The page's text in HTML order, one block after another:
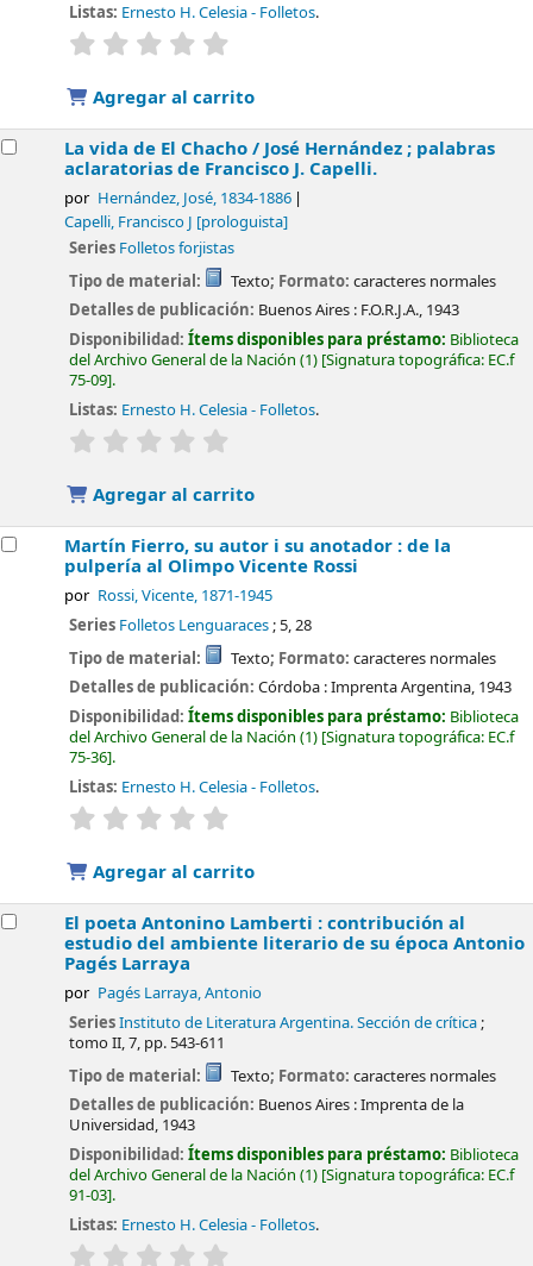
Listas: Ernesto H. Celesia - Folletos.
valoración
Agregar al carrito
La vida de El Chacho / José Hernández ; palabras
aclaratorias de Francisco J. Capelli.
por Hernández, José, 1834-1886
Capelli, Francisco J [prologuista]
Series Folletos forjistas
Tipo de material:
Texto; Formato: caracteres normales
Detalles de publicación: Buenos Aires : F.O.R.J.A., 1943
Disponibilidad:Ítems disponibles para préstamo: Biblioteca
del Archivo General de la Nación (1) Signatura topográfica: EC.f
75-09 .
Listas: Ernesto H. Celesia - Folletos.
valoración
Agregar al carrito
Martín Fierro, su autor i su anotador : de la
pulpería al OlimpoVicente Rossi
por Rossi, Vicente, 1871-1945
Series Folletos Lenguaraces; 5, 28
Tipo de material:
Texto; Formato: caracteres normales
Detalles de publicación:Córdoba :Imprenta Argentina, 1943
Disponibilidad:Ítems disponibles para préstamo: Biblioteca
del Archivo General de la Nación (1) Signatura topográfica: EC.f
75-36 .
Listas: Ernesto H. Celesia - Folletos.
valoración
Agregar al carrito
El poeta Antonino Lamberti : contribución al
estudio del ambiente literario de su épocaAntonio
Pagés Larraya
por Pagés Larraya, Antonio
SeriesInstituto de Literatura Argentina. Sección de crítica;
tomo II, 7, pp. 543-611
Tipo de material:
Texto; Formato: caracteres normales
Detalles de publicación: Buenos Aires :Imprenta de la
Universidad, 1943
Disponibilidad:Ítems disponibles para préstamo: Biblioteca
del Archivo General de la Nación (1) Signatura topográfica: EC.f
91-03 .
Listas: Ernesto H. Celesia - Folletos.
valoración